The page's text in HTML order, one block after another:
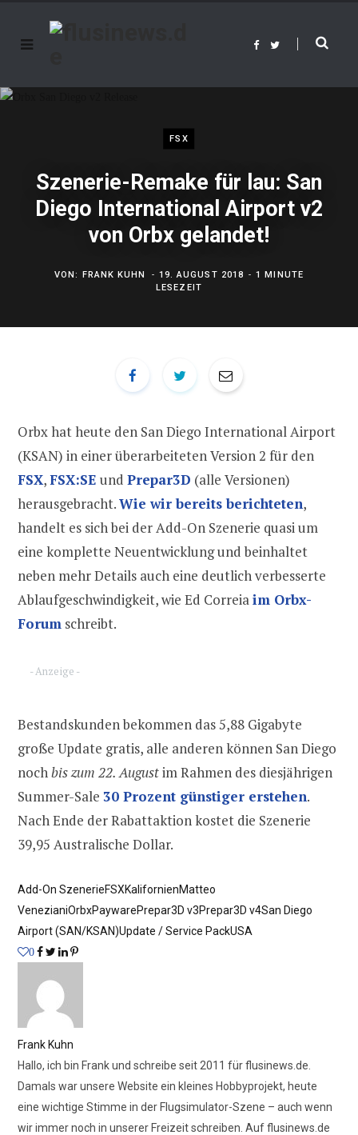
F
b
T
t
FSX
Szenerie-Remake für lau: San
Diego International Airport v2
von Orbx gelandet!
VON: FRANK KUHN 19. AUGUST 2018
1 MINUTE
LESEZEIT
Orbx hat heute den San Diego International Airport
(KSAN) in einer überarbeiteten Version 2 für den
FSX,FSX:SE und Prepar3D (alle Versionen)
herausgebracht.Wie wir bereits berichteten,
handelt es sich bei der Add-On Szenerie quasi um
eine komplette Neuentwicklung und beinhaltet
neben mehr Details auch eine deutlich verbesserte
Ablaufgeschwindigkeit, wie Ed Correiaim Orbx-
Forum schreibt.
- Anzeige -
Bestandskunden bekommen das 5,88 Gigabyte
große Update gratis, alle anderen können San Diego
nochbis zum 22. Augustim Rahmen des diesjährigen
Summer-Sale 30 Prozent günstiger erstehen.
Nach Ende der Rabattaktion kostet die Szenerie
39,95 Australische Dollar.
Add-On SzenerieFSXKalifornienMatteo
VenezianiOrbxPaywarePrepar3D v3Prepar3D v4San Diego
Airport (SAN/KSAN)Update / Service PackUSA
0
Frank Kuhn
Hallo, ich bin Frank und schreibe seit 2011 für flusinews.de.
Damals war unsere Website ein kleines Hobbyprojekt, heute
eine wichtige Stimme in der Flugsimulator-Szene – auch wenn
wir immer noch in unserer Freizeit schreiben. Auf flusinews.de